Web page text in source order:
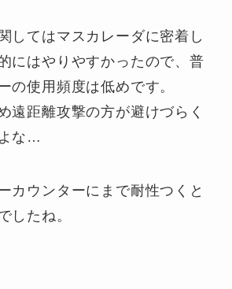
してはマスカレーダに密着し
にはやりやすかったので、普
の使用頻度は低めです。
遠距離攻撃の方が避けづらく
な…
カウンターにまで耐性つくと
したね。